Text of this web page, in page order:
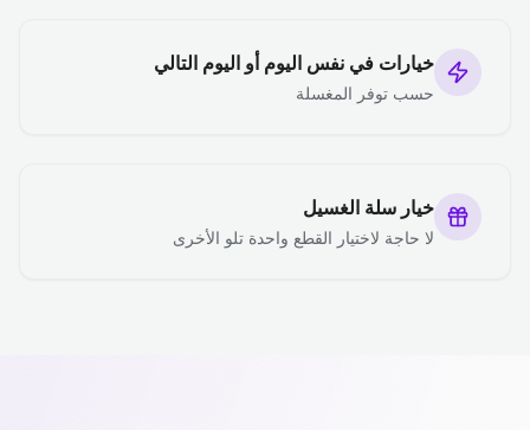
خيارات في نفس اليوم أو اليوم التالي
حسب توفر المغسلة
خيار سلة الغسيل
لا حاجة لاختيار القطع واحدة تلو الأخرى